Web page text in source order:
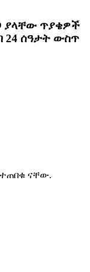
ያላቸው ጥያቄዎች
24 ሰዓታት ውስጥ
ናቸው.